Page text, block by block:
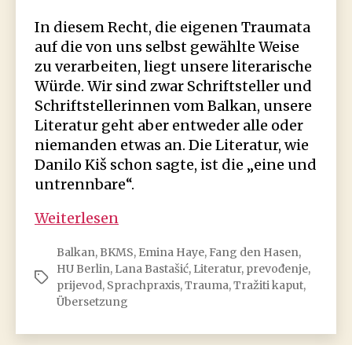
In diesem Recht, die eigenen Traumata
auf die von uns selbst gewählte Weise
zu verarbeiten, liegt unsere literarische
Würde. Wir sind zwar Schriftsteller und
Schriftstellerinnen vom Balkan, unsere
Literatur geht aber entweder alle oder
niemanden etwas an. Die Literatur, wie
Danilo Kiš schon sagte, ist die „eine und
untrennbare“.
Weiterlesen
Lana
Bastašićs
Essay
kaput“
Schlagwörter
Balkan, BKMS, Emina Haye, Fang den Hasen,
HU Berlin, Lana Bastašić, Literatur, prevođenje,
prijevod, Sprachpraxis,Trauma,Tražiti kaput,
Übersetzung